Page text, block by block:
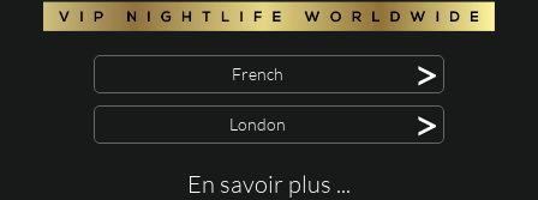
French >
London >
En savoir plus ...